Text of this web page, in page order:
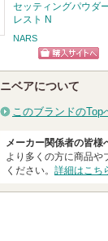
セッティングパウダ
レスト N
NARS
ショッピン
グサイトへ
ニベアについて
このブランドのTop
メーカー関係者の皆様
より多くの方に商品や
ください。 詳細はこち